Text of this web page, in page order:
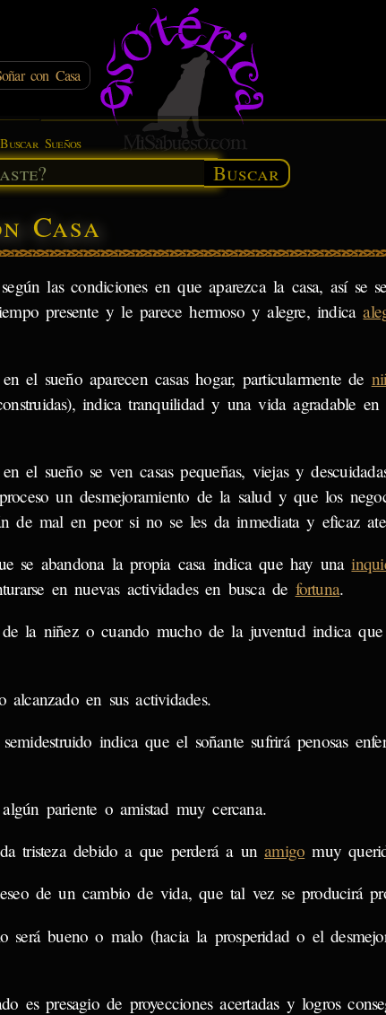
con Casa
Buscar Sueños
Buscar
Casa
las condiciones en que aparezca la casa, así se
presente y le parece hermoso y alegre, indica
el sueño aparecen casas hogar, particularmente de
indica tranquilidad y una vida agradable
el sueño se ven casas pequeñas, viejas y
un desmejoramiento de la salud y que los
de mal en peor si no se les da inmediata y eficaz
se abandona la propia casa indica que hay una
en nuevas actividades en busca de fortuna.
la niñez o cuando mucho de la juventud indica que
en sus actividades.
indica que el soñante sufrirá penosas
pariente o amistad muy cercana.
tristeza debido a que perderá a unamigo muy
de un cambio de vida, que tal vez se producirá
será bueno o malo (hacia la prosperidad o el
es presagio de proyecciones acertadas y logros